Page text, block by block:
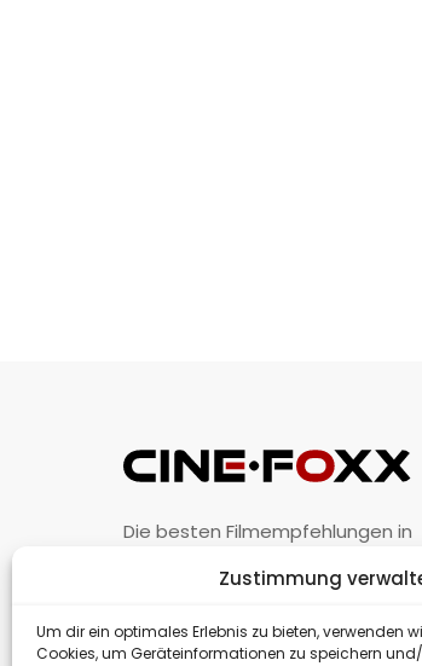
Zustimmung
Um dir ein optimales Erlebnis zu bieten, verwenden
Cookies, um Geräteinformationen zu speichern
Die besten Filmempfehlungen in
Unternehmen · Impressum · Kontakt